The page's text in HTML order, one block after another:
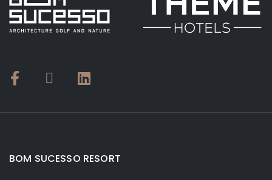
BOM SUCESSO RESORT